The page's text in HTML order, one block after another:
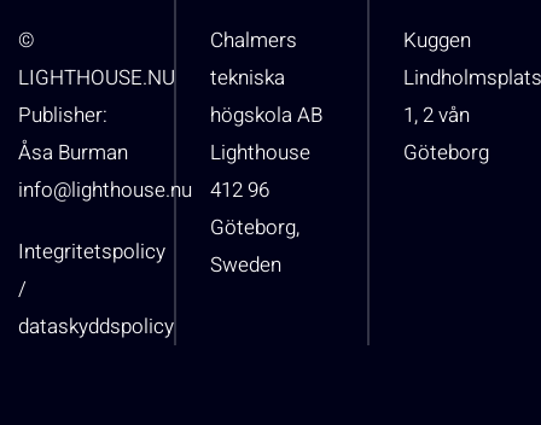
©
LIGHTHOUSE.NU
Publisher:
Åsa Burman
info@lighthouse.nu
Integritetspolicy
/
dataskyddspolicy
Chalmers
tekniska
högskola AB
Lighthouse
412 96
Göteborg,
Sweden
Kuggen
1, 2 vån
Göteborg